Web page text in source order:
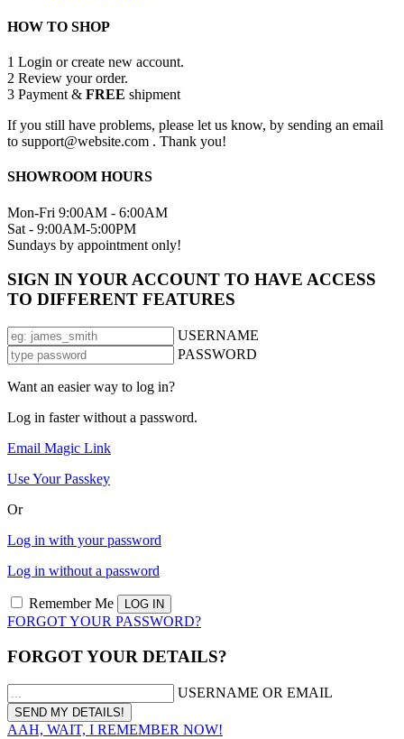
HOW TO SHOP
1 Login or create new account.
2 Review your order.
3 Payment & FREE shipment
If you still have problems, please let us know, by sending an email
to support@website.com . Thank you!
SHOWROOM HOURS
Mon-Fri 9:00AM - 6:00AM
Sat - 9:00AM-5:00PM
Sundays by appointment only!
SIGN IN YOUR ACCOUNT TO HAVE ACCESS
TO DIFFERENT FEATURES
USERNAME
PASSWORD
Want an easier way to log in?
Log in faster without a password.
Email Magic Link
Use Your Passkey
Or
Log in with your password
Log in without a password
Remember Me
FORGOT YOUR PASSWORD?
FORGOT YOUR DETAILS?
USERNAME OR EMAIL
AAH, WAIT, I REMEMBER NOW!